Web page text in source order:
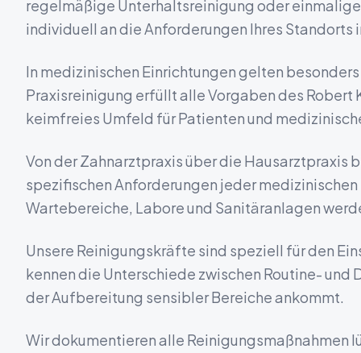
regelmäßige Unterhaltsreinigung oder
individuell an die Anforderungen Ihres Standorts
In medizinischen Einrichtungen gelten
Praxisreinigung erfüllt alle Vorgaben des Robert
keimfreies Umfeld für Patienten und
Von der Zahnarztpraxis über die Hausarztpraxis
spezifischen Anforderungen jeder
Wartebereiche, Labore und Sanitäranlagen
Unsere Reinigungskräfte sind speziell für den
kennen die Unterschiede zwischen Routine-
der Aufbereitung sensibler Bereiche ankommt.
Wir dokumentieren alle Reinigungsmaßnahmen